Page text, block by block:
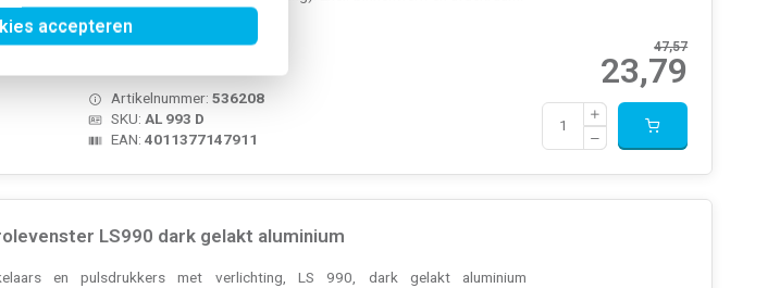
accepteren
47,57
23,79
Artikelnummer:536208
SKU: AL 993 D
EAN:4011377147911
LS990 dark gelakt aluminium
en pulsdrukkers met verlichting, LS 990, dark gelakt aluminium